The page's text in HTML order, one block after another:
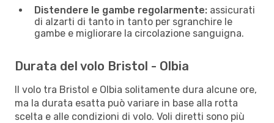
Distendere le gambe regolarmente: assicurati
di alzarti di tanto in tanto per sgranchire le
gambe e migliorare la circolazione sanguigna.
Durata del volo Bristol - Olbia
Il volo tra Bristol e Olbia solitamente dura alcune ore,
ma la durata esatta può variare in base alla rotta
scelta e alle condizioni di volo. Voli diretti sono più